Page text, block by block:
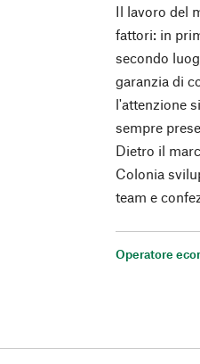
Il lavoro del
fattori: in
secondo
garanzia di
l'attenzione
sempre
Dietro il
Colonia
team e
Operatore